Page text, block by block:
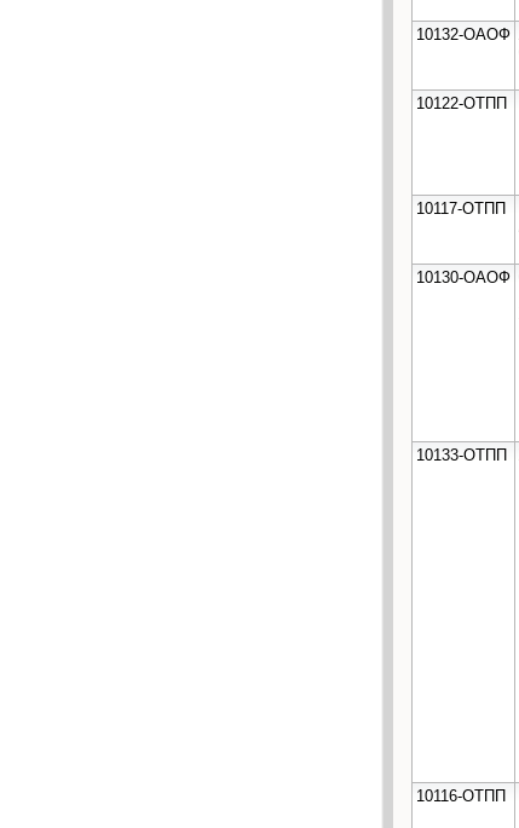
10132-ОАОФ
10122-ОТПП
10117-ОТПП
10130-ОАОФ
10133-ОТПП
10116-ОТПП